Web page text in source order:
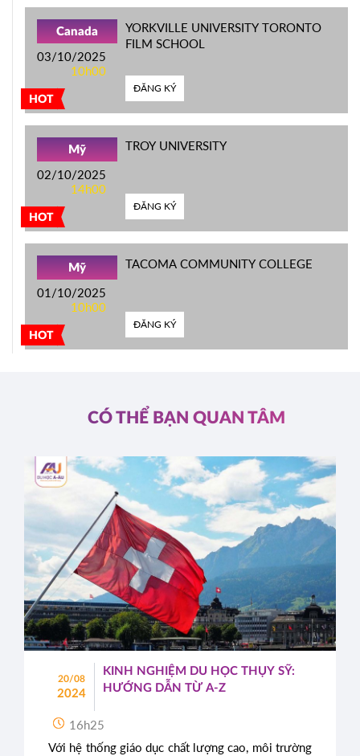
HOT
Canada
03/10/2025
10h00
YORKVILLE UNIVERSITY TORONTO
FILM SCHOOL
ĐĂNG KÝ
HOT
Mỹ
02/10/2025
14h00
TROY UNIVERSITY
ĐĂNG KÝ
HOT
Mỹ
01/10/2025
10h00
TACOMA COMMUNITY COLLEGE
ĐĂNG KÝ
CÓ THỂ BẠN QUAN TÂM
20/08
2024
KINH NGHIỆM DU HỌC THỤY SỸ:
HƯỚNG DẪN TỪ A-Z
16h25
Với hệ thống giáo dục chất lượng cao, môi trường